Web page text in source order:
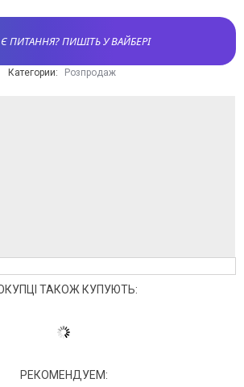
Є ПИТАННЯ? ПИШІТЬ У ВАЙБЕРІ
Категории: Розпродаж
ТАКОЖ КУПУЮТЬ:
РЕКОМЕНДУЕМ: